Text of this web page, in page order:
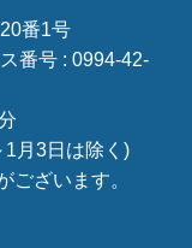
番1号
番号 : 0994-42-
1月3日は除く)
ざいます。